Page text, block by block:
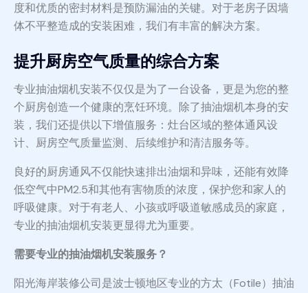
度和优质的密封材料是预防漏油的关键。对于老房子因墙
体不平整造成的安装困难，我们有丰富的解决方案。
提升厨房空气质量的综合方案
专业抽油烟机安装不仅仅是为了一台设备，更是为您的整
个厨房创造一个健康的烹饪环境。除了抽油烟机本身的安
装，我们还提供以下增值服务：灶台区域的整体通风设
计、厨房空气质量监测、后续维护和清洁服务等。
良好的厨房通风不仅能快速排出油烟和异味，还能有效降
低空气中PM2.5和其他有害物质的浓度，保护您和家人的
呼吸健康。对于有老人、小孩或呼吸道敏感成员的家庭，
专业的抽油烟机安装更显得尤为重要。
需要专业的抽油烟机安装服务？
阳光海岸装修公司是波士顿地区专业的方太（Fotile）抽油